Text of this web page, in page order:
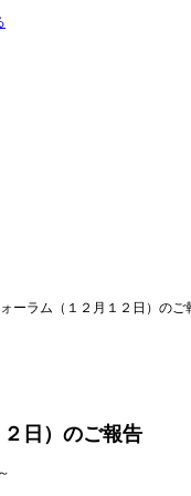
ーラム（１２月１２日）のご
日）のご報告